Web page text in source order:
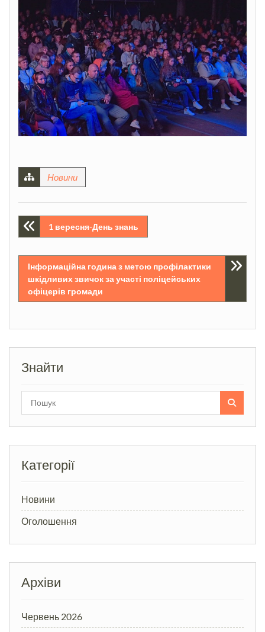
Новини
Навігація
записів
1 вересня-День знань
Інформаційна година з метою профілактики
шкідливих звичок за участі поліцейських
офіцерів громади
Знайти
Категорії
Новини
Оголошення
Архіви
Червень 2026